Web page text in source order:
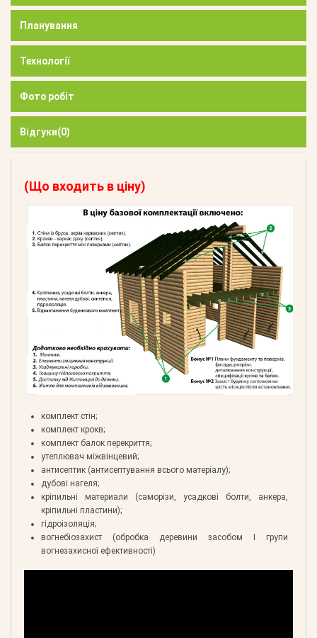
Планування
Технології
Фото робіт
Відгуки(0)
(Що входить в ціну)
комплект стін;
комплект крокв;
комплект балок перекриття;
утеплювач міжвінцевий;
антисептик (антисептування всього матеріалу);
дубові нагеля;
кріпильні материали (саморізи, усадкові болти, анкера,
кріпильні пластини);
гідроізоляція;
вогнебіозахист (обробка деревини засобом І групи
вогнезахисної ефективності)